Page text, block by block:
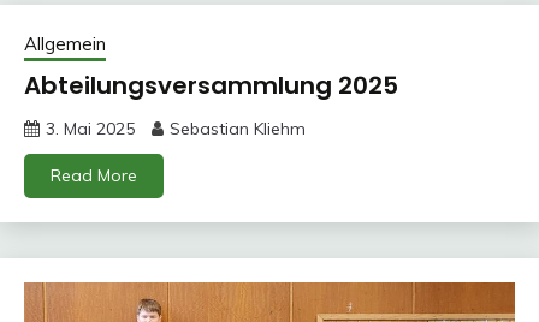
Allgemein
Abteilungsversammlung 2025
3. Mai 2025 Sebastian Kliehm
Read More